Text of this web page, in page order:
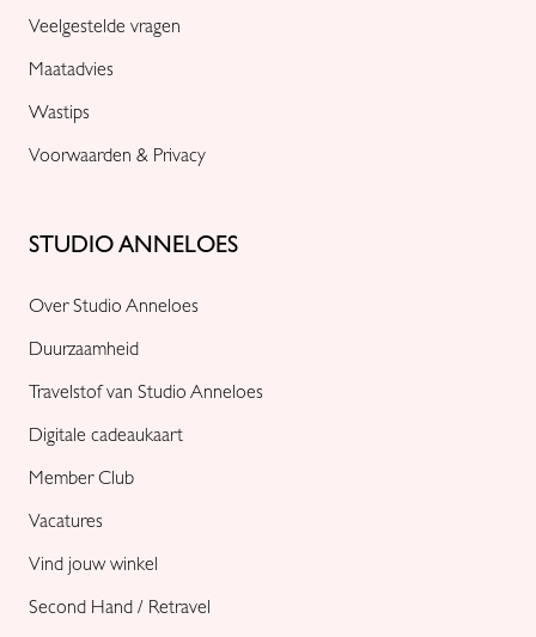
STUDIO ANNELOES
Over Studio Anneloes
Duurzaamheid
Travelstof van Studio Anneloes
Digitale cadeaukaart
Member Club
Vacatures
Vind jouw winkel
Second Hand / Retravel
Veelgestelde vragen
Maatadvies
Wastips
Voorwaarden & Privacy